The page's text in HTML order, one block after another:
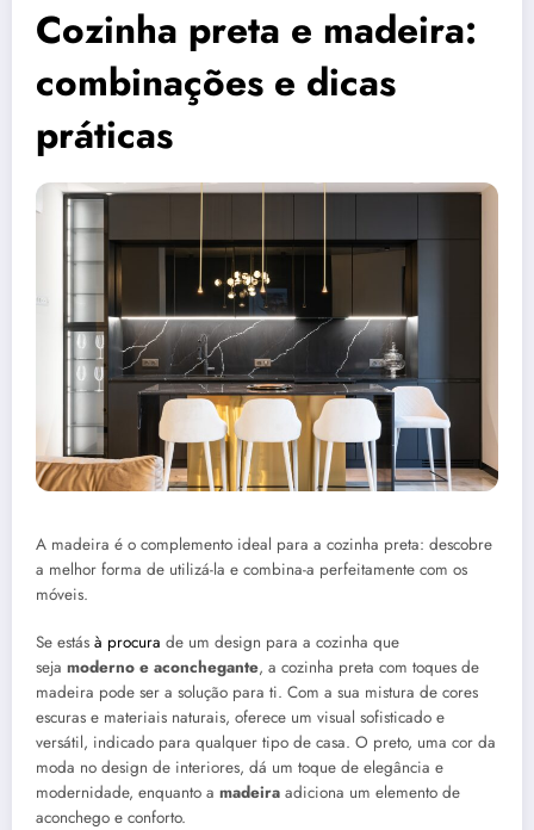
Cozinha preta e madeira:
combinações e dicas
práticas
A madeira é o complemento ideal para a cozinha preta: descobre
a melhor forma de utilizá-la e combina-a perfeitamente com os
móveis.
Se estás à procura de um design para a cozinha que
seja moderno e aconchegante, a cozinha preta com toques de
madeira pode ser a solução para ti. Com a sua mistura de cores
escuras e materiais naturais, oferece um visual sofisticado e
versátil, indicado para qualquer tipo de casa. O preto, uma cor da
moda no design de interiores, dá um toque de elegância e
modernidade, enquanto a madeira adiciona um elemento de
aconchego e conforto.